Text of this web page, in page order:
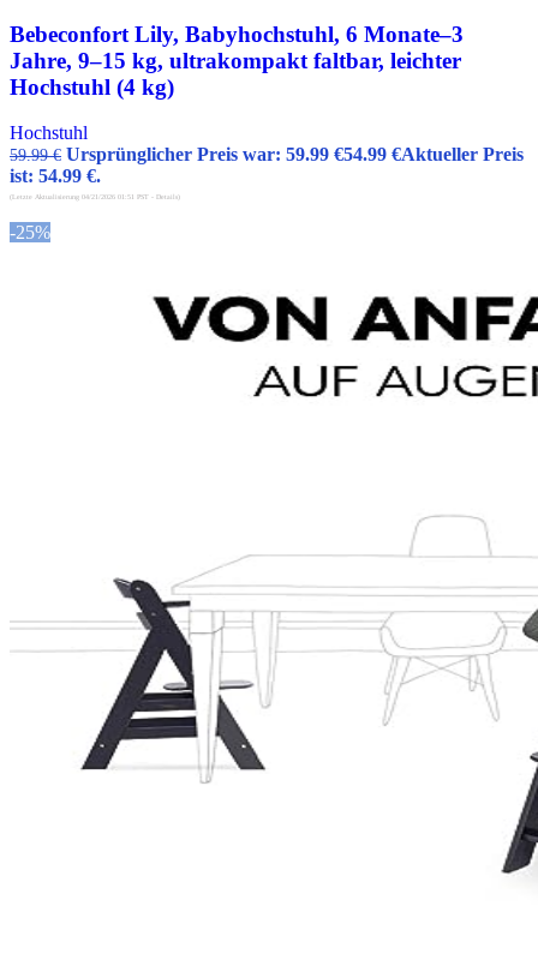
Bebeconfort Lily, Babyhochstuhl, 6 Monate–3
Jahre, 9–15 kg, ultrakompakt faltbar, leichter
Hochstuhl (4 kg)
Hochstuhl
59.99€ Ursprünglicher Preis war: 59.99 €54.99 €Aktueller Preis
ist: 54.99 €.
(Letzte Aktualisierung 04/21/2026 01:51 PST - Details)
-25%